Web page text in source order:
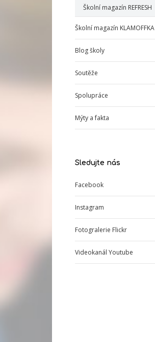
Školní magazín REFRESH
Školní magazín KLAMOFFKA
Blog školy
Soutěže
Spolupráce
Mýty a fakta
Sledujte nás
Facebook
Instagram
Fotogralerie Flickr
Videokanál Youtube